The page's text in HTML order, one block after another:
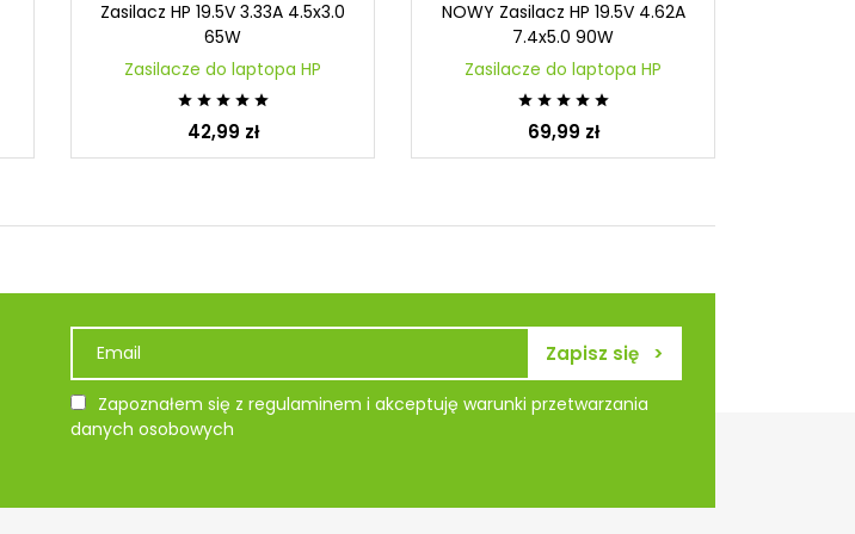
Zasilacz HP 19.5V 3.33A 4.5x3.0
65W
Zasilacze do laptopa HP
    
42,99 zł
NOWY Zasilacz HP 19.5V 4.62A
7.4x5.0 90W
Zasilacze do laptopa HP
    
69,99 zł
Zapoznałem się z regulaminem i akceptuję warunki przetwarzania
danych osobowych